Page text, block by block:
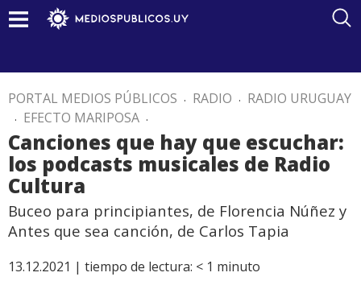
PORTAL MEDIOS PÚBLICOS . RADIO . RADIO URUGUAY
. EFECTO MARIPOSA .
Canciones que hay que escuchar:
los podcasts musicales de Radio
Cultura
Buceo para principiantes, de Florencia Núñez y
Antes que sea canción, de Carlos Tapia
13.12.2021 | tiempo de lectura: < 1 minuto